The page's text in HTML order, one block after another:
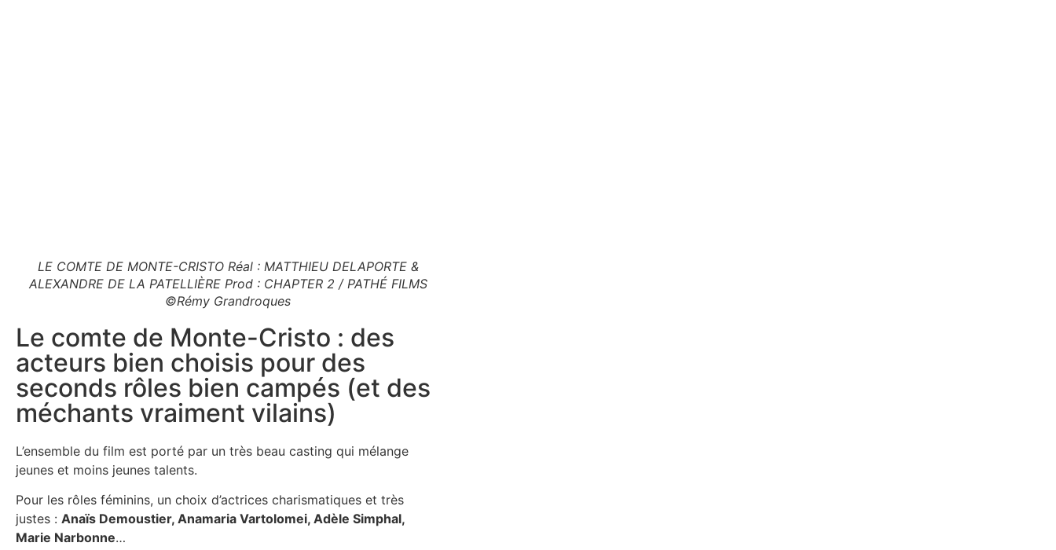
LE COMTE DE MONTE-CRISTO Réal : MATTHIEU DELAPORTE &
ALEXANDRE DE LA PATELLIÈRE Prod : CHAPTER 2 / PATHÉ FILMS
©Rémy Grandroques
Le comte de Monte-Cristo : des
acteurs bien choisis pour des
seconds rôles bien campés (et des
méchants vraiment vilains)
L’ensemble du film est porté par un très beau casting qui mélange
jeunes et moins jeunes talents.
Pour les rôles féminins, un choix d’actrices charismatiques et très
justes : Anaïs Demoustier, Anamaria Vartolomei, Adèle Simphal,
Marie Narbonne…